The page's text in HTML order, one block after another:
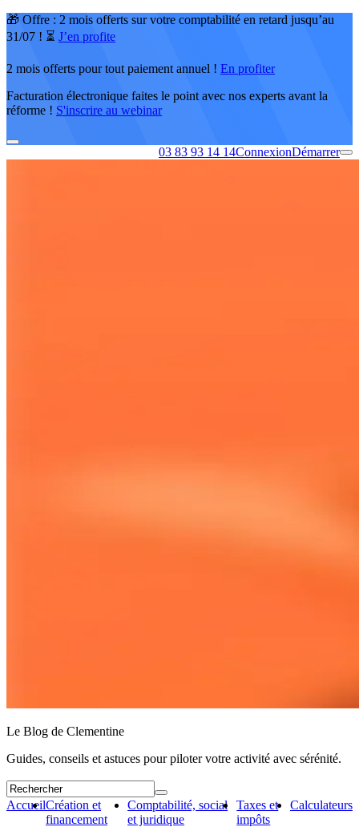
🎁 Offre : 2 mois offerts sur votre comptabilité en retard jusqu’au
31/07 ! ⏳ J’en profite
2 mois offerts pour tout paiement annuel ! En profiter
Facturation électronique faites le point avec nos experts avant la
réforme ! S'inscrire au webinar
03 83 93 14 14ConnexionDémarrer
Le Blog de Clementine
Guides, conseils et astuces pour piloter votre activité avec sérénité.
AccueilCréation et
financement
Comptabilité, social
et juridique
Taxes et
impôts
Calculateurs